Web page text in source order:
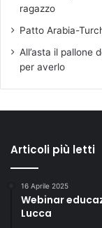
ragazzo
Patto Arabia-
All’asta il pallone
per averlo
Articoli più letti
16 Aprile 2025
Webinar
Lucca